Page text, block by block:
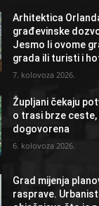
Arhitektica
građevinske
Jesmo li ovome
grada ili turisti i
7. kolovoza 2026.
Župljani čekaju
o trasi brze ceste,
dogovorena
6. kolovoza 2026.
Grad mijenja
rasprave.